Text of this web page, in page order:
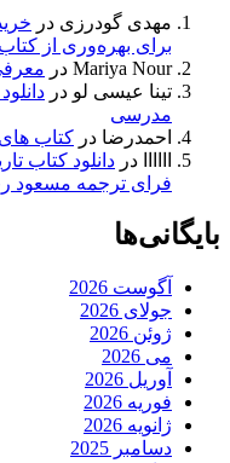
مهدی گودرزی در
برای بهره‌وری از
Mariya Nour در
تینا عیسی لو در
مدرسی
احمدرضا در کتاب
در دانلود کتاب
فرای ترجمه مسعود
بایگانی‌ها
آگوست 2026
جولای 2026
ژوئن 2026
می 2026
آوریل 2026
فوریه 2026
ژانویه 2026
دسامبر 2025